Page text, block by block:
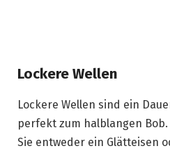
Lockere Wellen
Lockere Wellen sind ein
perfekt zum halblangen
Sie entweder ein Glätteisen